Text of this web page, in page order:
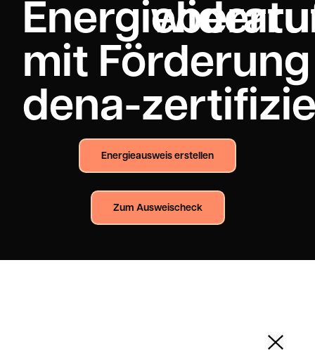
mit
dena-
Energieausweis erstellen
Zum Ausweischeck